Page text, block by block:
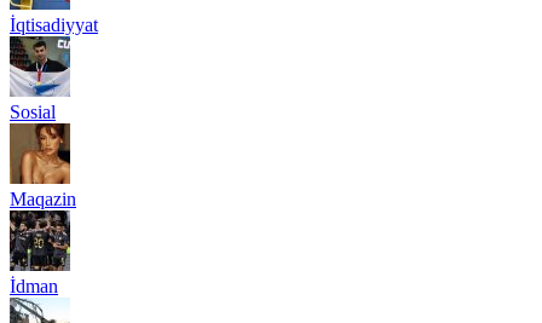
İqtisadiyyat
Sosial
Maqazin
İdman